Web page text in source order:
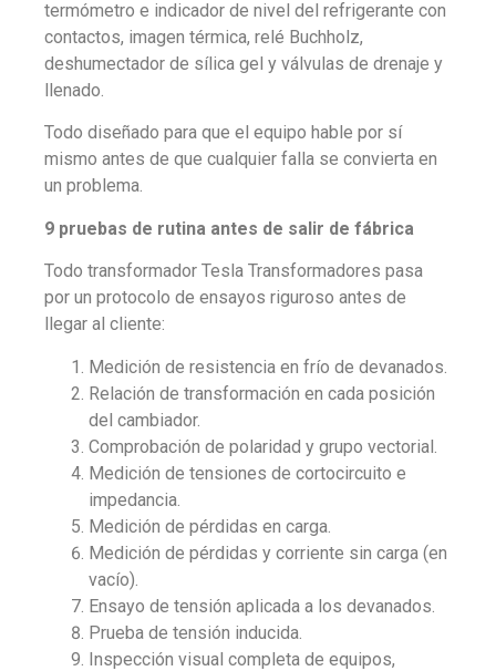
termómetro e indicador de nivel del refrigerante con
contactos, imagen térmica, relé Buchholz,
deshumectador de sílica gel y válvulas de drenaje y
llenado.
Todo diseñado para que el equipo hable por sí
mismo antes de que cualquier falla se convierta en
un problema.
9 pruebas de rutina antes de salir de fábrica
Todo transformador Tesla Transformadores pasa
por un protocolo de ensayos riguroso antes de
llegar al cliente:
Medición de resistencia en frío de devanados.
Relación de transformación en cada posición
del cambiador.
Comprobación de polaridad y grupo vectorial.
Medición de tensiones de cortocircuito e
impedancia.
Medición de pérdidas en carga.
Medición de pérdidas y corriente sin carga (en
vacío).
Ensayo de tensión aplicada a los devanados.
Prueba de tensión inducida.
Inspección visual completa de equipos,